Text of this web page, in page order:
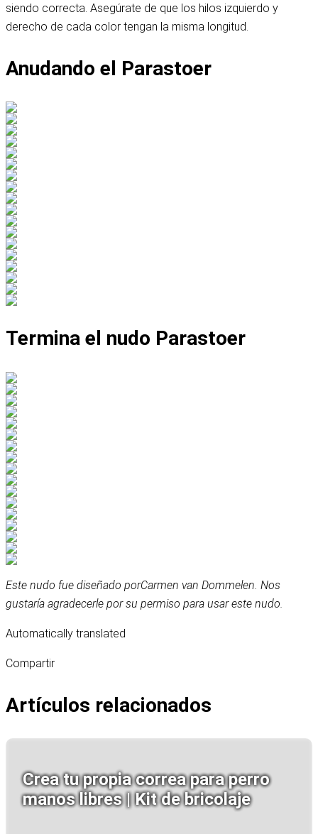
siendo correcta. Asegúrate de que los hilos izquierdo y
derecho de cada color tengan la misma longitud.
Anudando el Parastoer
Termina el nudo Parastoer
Este nudo fue diseñado porCarmen van Dommelen . Nos
gustaría agradecerle por su permiso para usar este nudo.
Automatically translated
Compartir
Artículos relacionados
Crea tu propia correa para perro
manos libres | Kit de bricolaje